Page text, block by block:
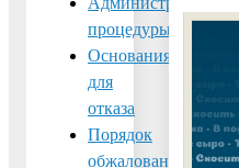
процедуры
Основания
для
отказа
Порядок
обжалования